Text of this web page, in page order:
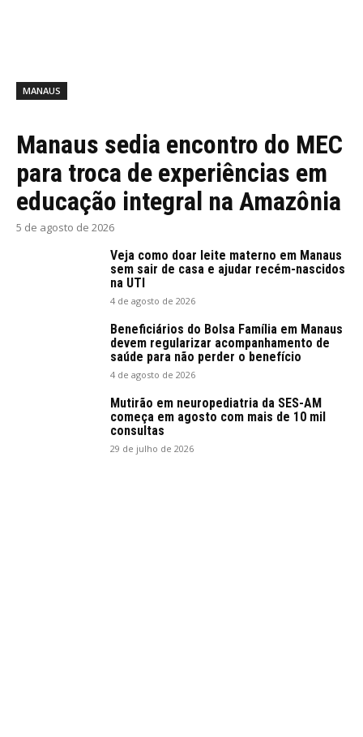
MANAUS
Manaus sedia encontro do MEC
para troca de experiências em
educação integral na Amazônia
5 de agosto de 2026
Veja como doar leite materno em Manaus
sem sair de casa e ajudar recém-nascidos
na UTI
4 de agosto de 2026
Beneficiários do Bolsa Família em Manaus
devem regularizar acompanhamento de
saúde para não perder o benefício
4 de agosto de 2026
Mutirão em neuropediatria da SES-AM
começa em agosto com mais de 10 mil
consultas
29 de julho de 2026